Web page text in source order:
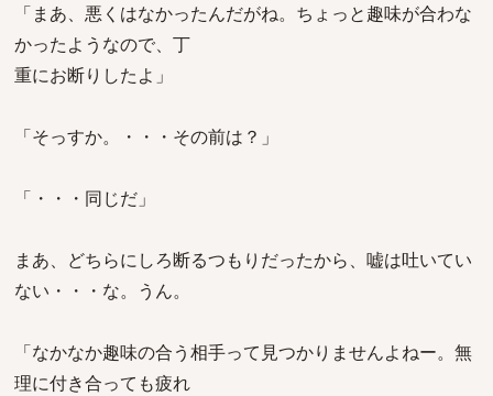
「まあ、悪くはなかったんだがね。ちょっと趣味が合わな
かったようなので、丁
重にお断りしたよ」
「そっすか。・・・その前は？」
「・・・同じだ」
まあ、どちらにしろ断るつもりだったから、嘘は吐いてい
ない・・・な。うん。
「なかなか趣味の合う相手って見つかりませんよねー。無
理に付き合っても疲れ